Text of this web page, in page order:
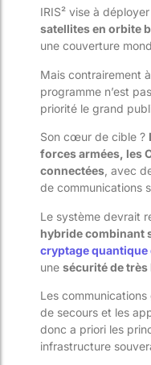
IRIS² vise à
satellites en orbite
une couverture
Mais contrairement
programme n’est
priorité le grand
Son cœur de cible ?
forces armées, les
connectées , avec
de communications
Le système devrait
hybride combinant
cryptage quantique
une sécurité de très
Les
de secours et les
donc a priori les
infrastructure